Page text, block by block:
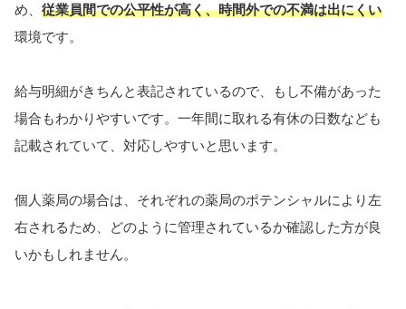
め、 従業員間での公平性が高く、時間外での不満は出にくい
環境です。
給与明細がきちんと表記されているので、もし不備があった
場合もわかりやすいです。一年間に取れる有休の日数なども
記載されていて、対応しやすいと思います。
個人薬局の場合は、それぞれの薬局のポテンシャルにより左
右されるため、どのように管理されているか確認した方が良
いかもしれません。